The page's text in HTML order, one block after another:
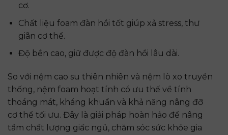
cơ.
Chất liệu foam đàn hồi tốt giúp xả stress, thư
giãn cơ thể.
Độ bền cao, giữ được độ đàn hồi lâu dài.
So với nệm cao su thiên nhiên và nệm lò xo truyền
thống, nệm foam hoạt tính có ưu thế về tính
thoáng mát, kháng khuẩn và khả năng nâng đỡ
cơ thể tối ưu. Đây là giải pháp hoàn hảo để nâng
tầm chất lượng giấc ngủ, chăm sóc sức khỏe gia